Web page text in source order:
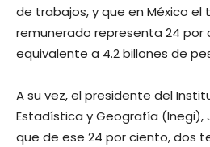
de trabajos, y que en México
remunerado representa 24 por
equivalente a 4.2 billones de
A su vez, el presidente del
Estadística y Geografía (Inegi),
que de ese 24 por ciento, dos